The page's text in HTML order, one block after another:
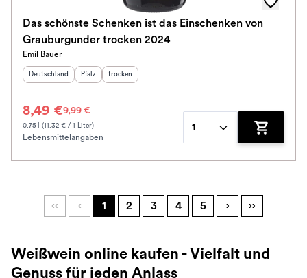
Das schönste Schenken ist das Einschenken von
Grauburgunder trocken 2024
Emil Bauer
Herkunftsland
Deutschland Herkunftsregion
Pfalz Geschmack
trocken
8,49 €9,99 €
0.75 l (11.32 € / 1 Liter)
Lebensmittelangaben
1
Zum
‹‹ ‹ 1 2 3 4 5 › ››
Weißwein online kaufen - Vielfalt und
Genuss für jeden Anlass